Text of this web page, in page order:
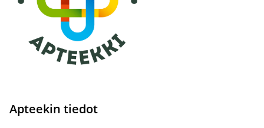
Apteekin tiedot